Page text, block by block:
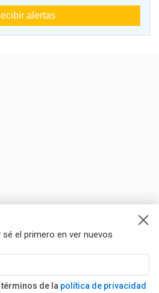
alertas
el primero en ver nuevos
de la política de privacidad